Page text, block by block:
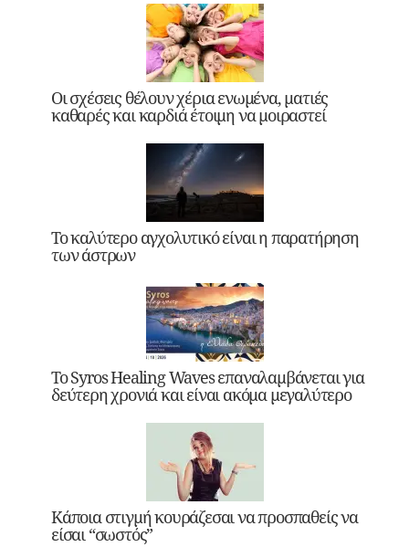
Οι σχέσεις θέλουν χέρια ενωμένα, ματιές
καθαρές και καρδιά έτοιμη να μοιραστεί
Το καλύτερο αγχολυτικό είναι η παρατήρηση
των άστρων
Το Syros Healing Waves επαναλαμβάνεται για
δεύτερη χρονιά και είναι ακόμα μεγαλύτερο
Κάποια στιγμή κουράζεσαι να προσπαθείς να
είσαι “σωστός”